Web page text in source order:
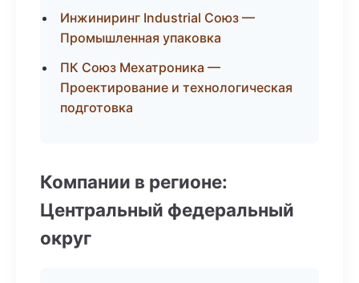
Инжиниринг Industrial Союз —
Промышленная упаковка
ПК Союз Мехатроника —
Проектирование и технологическая
подготовка
Компании в регионе:
Центральный федеральный
округ